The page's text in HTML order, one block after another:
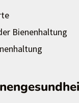
Bienenhaltung